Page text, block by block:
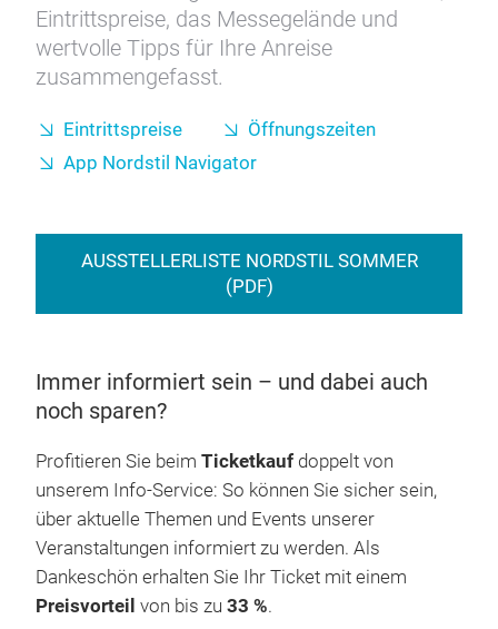
Eintrittspreise, das Messegelände und
wertvolle Tipps für Ihre Anreise
zusammengefasst.
Eintrittspreise
Öffnungszeiten
App Nordstil Navigator
AUSSTELLERLISTE NORDSTIL SOMMER
(PDF)
Immer informiert sein – und dabei auch
noch sparen?
Profitieren Sie beim Ticketkauf doppelt von
unserem Info-Service: So können Sie sicher sein,
über aktuelle Themen und Events unserer
Veranstaltungen informiert zu werden. Als
Dankeschön erhalten Sie Ihr Ticket mit einem
Preisvorteil von bis zu 33 %.